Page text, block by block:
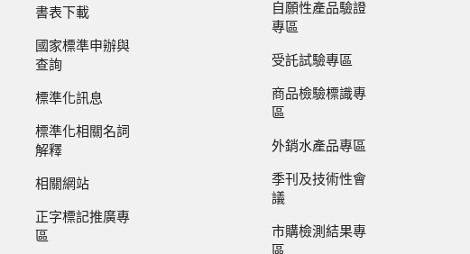
書表下載
國家標準申辦與
查詢
標準化訊息
標準化相關名詞
解釋
相關網站
正字標記推廣專
區
自願性產品驗證
專區
受託試驗專區
商品檢驗標識專
區
外銷水產品專區
季刊及技術性會
議
市購檢測結果專
區